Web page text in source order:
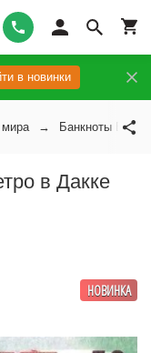
в новинки
мира Банкноты
в Дакке
НОВИНКА